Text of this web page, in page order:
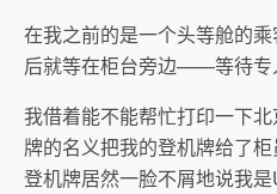
在我之前的是一个头等舱的
后就等在柜台旁边——等待专
我借着能不能帮忙打印一下
牌的名义把我的登机牌给了
登机牌居然一脸不屑地说我